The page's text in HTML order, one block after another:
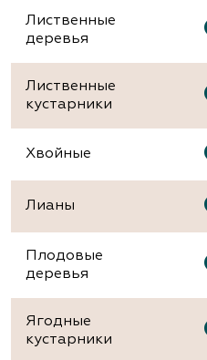
Лиственные
деревья
Лиственные
кустарники
Хвойные
Лианы
Плодовые
деревья
Ягодные
кустарники